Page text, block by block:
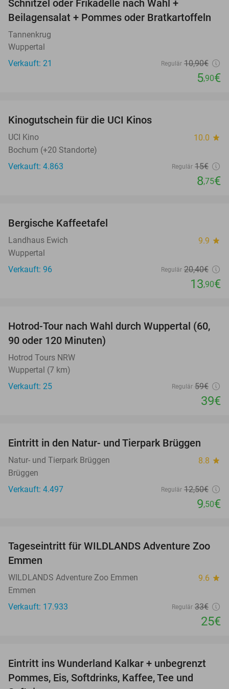
Schnitzel oder Frikadelle nach Wahl +
Beilagensalat + Pommes oder Bratkartoffeln
Tannenkrug
Wuppertal
Verkauft: 21
Regulär 10,90€
5,90€
Kinogutschein für die UCI Kinos
UCI Kino 10.0 star
Bochum (+20 Standorte)
Verkauft: 4.863
Regulär 15€
8,75€
Bergische Kaffeetafel
Landhaus Ewich 9.9 star
Wuppertal
Verkauft: 96
Regulär 20,40€
13,90€
34%
Hotrod-Tour nach Wahl durch Wuppertal (60,
90 oder 120 Minuten)
Hotrod Tours NRW
Wuppertal (7 km)
Verkauft: 25
Regulär 59€
39€
24%
Eintritt in den Natur- und Tierpark Brüggen
Natur- und Tierpark Brüggen 8.8 star
Brüggen
Verkauft: 4.497
Regulär 12,50€
9,50€
24%
Tageseintritt für WILDLANDS Adventure Zoo
Emmen
WILDLANDS Adventure Zoo Emmen 9.6 star
Emmen
Verkauft: 17.933
Regulär 33€
25€
32%
Eintritt ins Wunderland Kalkar + unbegrenzt
Pommes, Eis, Softdrinks, Kaffee, Tee und